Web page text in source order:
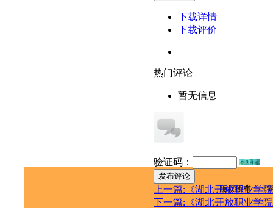
下载详情
下载评价
热门评论
暂无信息
验证码：
发布评论
上一篇:《湖北开放职业学
下一篇:《湖北开放职业学
版权所有：《